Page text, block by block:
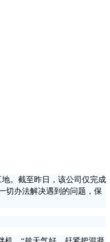
。截至昨日，该公司仅完成
切办法解决遇到的问题，保